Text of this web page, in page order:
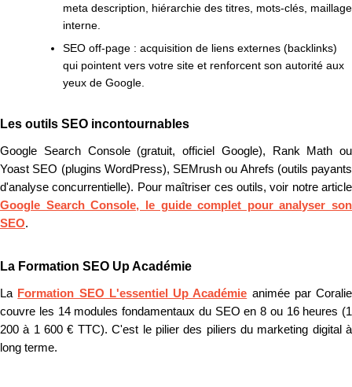
meta description, hiérarchie des titres, mots-clés, maillage
interne.
SEO off-page : acquisition de liens externes (backlinks)
qui pointent vers votre site et renforcent son autorité aux
yeux de Google.
Les outils SEO incontournables
Google Search Console (gratuit, officiel Google), Rank Math ou
Yoast SEO (plugins WordPress), SEMrush ou Ahrefs (outils payants
d'analyse concurrentielle). Pour maîtriser ces outils, voir notre article
Google Search Console, le guide complet pour analyser son
SEO.
La Formation SEO Up Académie
La Formation SEO L'essentiel Up Académie animée par Coralie
couvre les 14 modules fondamentaux du SEO en 8 ou 16 heures (1
200 à 1 600 € TTC). C'est le pilier des piliers du marketing digital à
long terme.